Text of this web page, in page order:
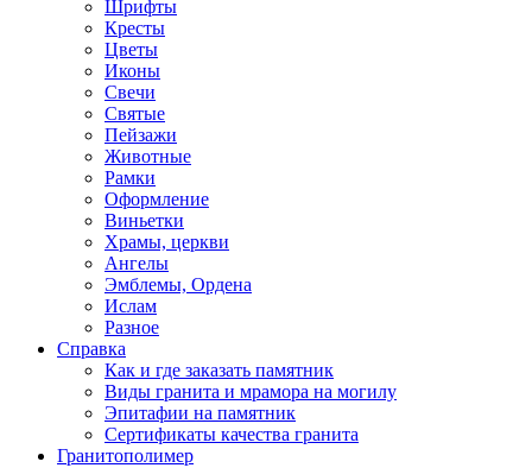
Шрифты
Кресты
Цветы
Иконы
Свечи
Святые
Пейзажи
Животные
Рамки
Оформление
Виньетки
Храмы, церкви
Ангелы
Эмблемы, Ордена
Ислам
Разное
Справка
Как и где заказать памятник
Виды гранита и мрамора на могилу
Эпитафии на памятник
Сертификаты качества гранита
Гранитополимер